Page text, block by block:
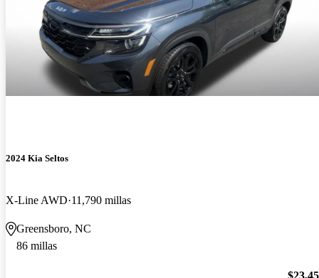
2024 Kia Seltos
X-Line AWD 11,790 millas
Greensboro, NC
86 millas